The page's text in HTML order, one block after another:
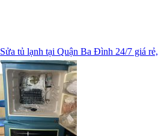
Sửa tủ lạnh tại Quận Ba Đình 24/7 giá rẻ,